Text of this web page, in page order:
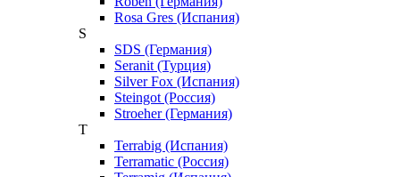
Rosa Gres (Испания)
S
SDS (Германия)
Seranit (Турция)
Silver Fox (Испания)
Steingot (Россия)
Stroeher (Германия)
T
Terrabig (Испания)
Terramatic (Россия)